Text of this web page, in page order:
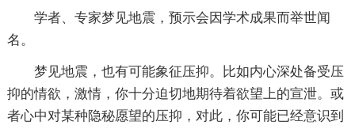
学者、专家梦见地震，预示会因学术成果而举世闻
名。
梦见地震，也有可能象征压抑。比如内心深处备受压
抑的情欲，激情，你十分迫切地期待着欲望上的宣泄。或
者心中对某种隐秘愿望的压抑，对此，你可能已经意识到